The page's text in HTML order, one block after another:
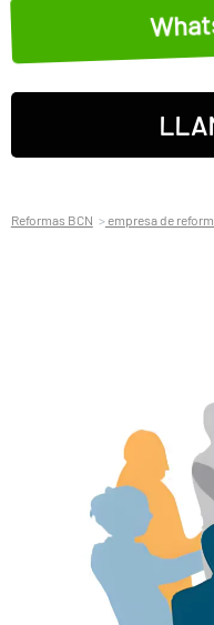
Reformas BCN empresa de